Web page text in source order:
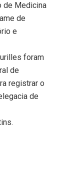
de Medicina
de
e
foram
de
registrar o
de